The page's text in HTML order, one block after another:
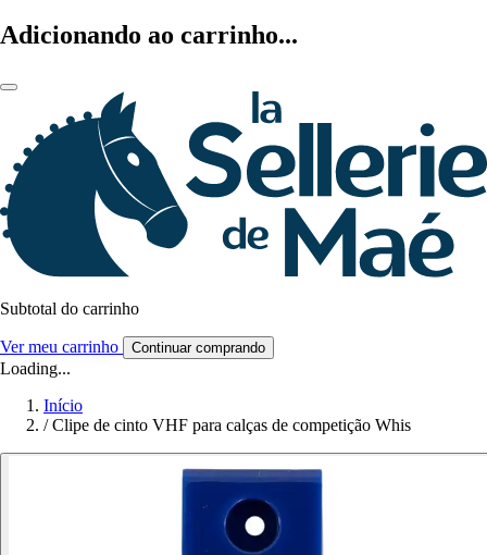
Adicionando ao carrinho...
Subtotal do carrinho
Ver meu carrinho Continuar comprando
Loading...
Início
/ Clipe de cinto VHF para calças de competição Whis